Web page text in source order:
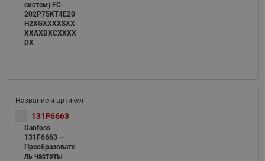
систем) FC-
202P75KT4E20
H2XGXXXXSXX
XXAXBXCXXXX
DX
131F6663
Danfoss
131F6663 —
Преобразовате
ль частоты